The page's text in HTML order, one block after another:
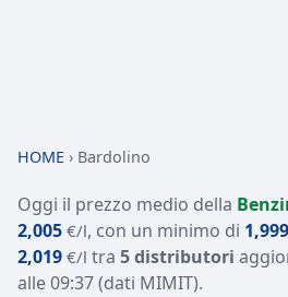
HOME › Bardolino
Oggi il prezzo medio della
2,005 €/l, con un minimo di 1,999
2,019 €/l tra 5 distributori
alle 09:37(dati MIMIT).